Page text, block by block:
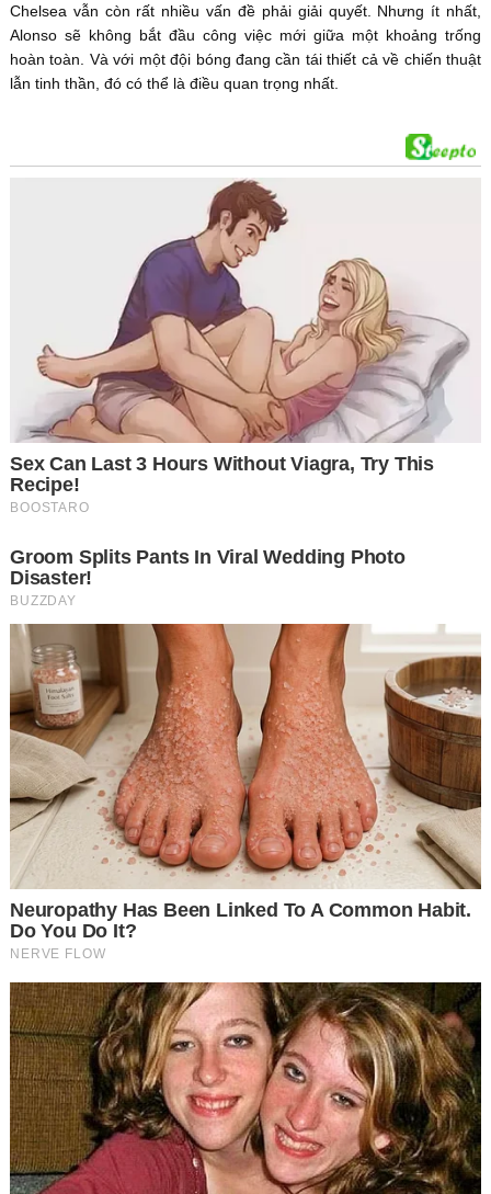
Chelsea vẫn còn rất nhiều vấn đề phải giải quyết. Nhưng ít nhất,
Alonso sẽ không bắt đầu công việc mới giữa một khoảng trống
hoàn toàn. Và với một đội bóng đang cần tái thiết cả về chiến thuật
lẫn tinh thần, đó có thể là điều quan trọng nhất.